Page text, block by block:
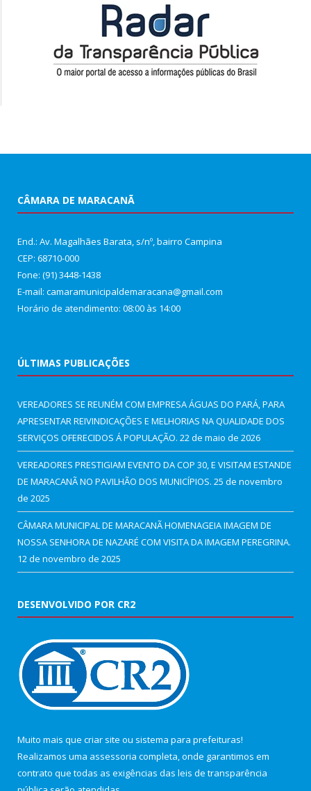
CÂMARA DE MARACANÃ
End.: Av. Magalhães Barata, s/nº, bairro Campina
CEP: 68710-000
Fone: (91) 3448-1438
E-mail: camaramunicipaldemaracana@gmail.com
Horário de atendimento: 08:00 às 14:00
ÚLTIMAS PUBLICAÇÕES
VEREADORES SE REUNÉM COM EMPRESA ÁGUAS DO PARÁ, PARA
APRESENTAR REIVINDICAÇÕES E MELHORIAS NA QUALIDADE DOS
SERVIÇOS OFERECIDOS Á POPULAÇÃO. 22 de maio de 2026
VEREADORES PRESTIGIAM EVENTO DA COP 30, E VISITAM ESTANDE
DE MARACANÃ NO PAVILHÃO DOS MUNICÍPIOS. 25 de novembro
de 2025
CÂMARA MUNICIPAL DE MARACANÃ HOMENAGEIA IMAGEM DE
NOSSA SENHORA DE NAZARÉ COM VISITA DA IMAGEM PEREGRINA.
12 de novembro de 2025
DESENVOLVIDO POR CR2
Muito mais que criar site ou sistema para prefeituras!
Realizamos uma assessoria completa, onde garantimos em
contrato que todas as exigências das leis de transparência